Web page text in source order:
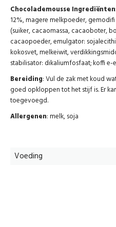
Chocolademousse Ingrediënten
12%, magere melkpoeder,
(suiker, cacaomassa, cacaoboter,
cacaopoeder, emulgator:
kokosvet, melkeiwit,
stabilisator: dikaliumfosfaat; koffi e-
Bereiding: Vul de zak met koud
goed opkloppen tot het stijf is. Er
toegevoegd.
Allergenen: melk, soja
Voeding